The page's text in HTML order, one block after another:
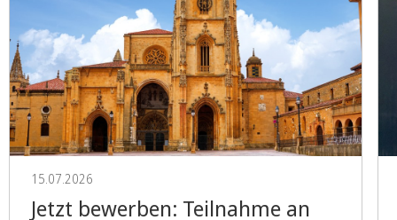
15.07.2026
Jetzt bewerben: Teilnahme an